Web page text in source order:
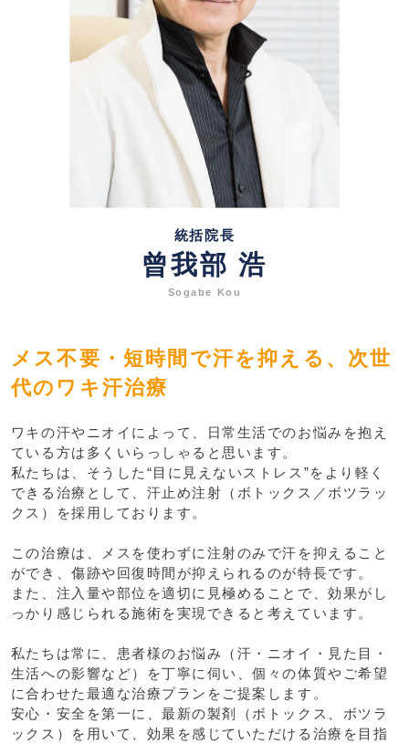
統括院長
曾我部 浩
Sogabe Kou
メス不要・短時間で汗を抑える、次世
代のワキ汗治療
ワキの汗やニオイによって、日常生活でのお悩みを抱え
ている方は多くいらっしゃると思います。
私たちは、そうした“目に見えないストレス”をより軽く
できる治療として、汗止め注射（ボトックス／ボツラッ
クス）を採用しております。
この治療は、メスを使わずに注射のみで汗を抑えること
ができ、傷跡や回復時間が抑えられるのが特長です。
また、注入量や部位を適切に見極めることで、効果がし
っかり感じられる施術を実現できると考えています。
私たちは常に、患者様のお悩み（汗・ニオイ・見た目・
生活への影響など）を丁寧に伺い、個々の体質やご希望
に合わせた最適な治療プランをご提案します。
安心・安全を第一に、最新の製剤（ボトックス、ボツラ
ックス）を用いて、効果を感じていただける治療を目指